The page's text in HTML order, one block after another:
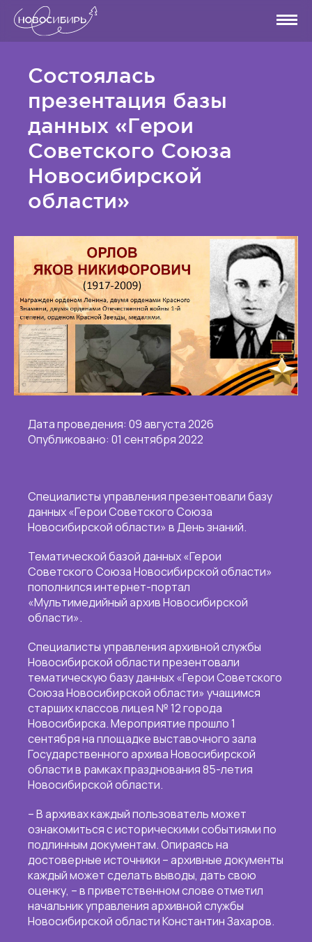
Состоялась
презентация базы
данных «Герои
Советского Союза
Новосибирской
области»
Дата проведения: 09 августа 2026
Опубликовано: 01 сентября 2022
Специалисты управления презентовали базу
данных «Герои Советского Союза
Новосибирской области» в День знаний.
Тематической базой данных «Герои
Советского Союза Новосибирской области»
пополнился интернет-портал
«Мультимедийный архив Новосибирской
области».
Специалисты управления архивной службы
Новосибирской области презентовали
тематическую базу данных «Герои Советского
Союза Новосибирской области» учащимся
старших классов лицея № 12 города
Новосибирска. Мероприятие прошло 1
сентября на площадке выставочного зала
Государственного архива Новосибирской
области в рамках празднования 85-летия
Новосибирской области.
– В архивах каждый пользователь может
ознакомиться с историческими событиями по
подлинным документам. Опираясь на
достоверные источники – архивные документы
каждый может сделать выводы, дать свою
оценку, – в приветственном слове отметил
начальник управления архивной службы
Новосибирской области Константин Захаров.